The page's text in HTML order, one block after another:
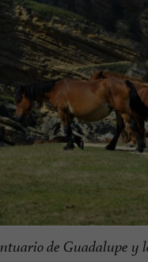
de Guadalupe y